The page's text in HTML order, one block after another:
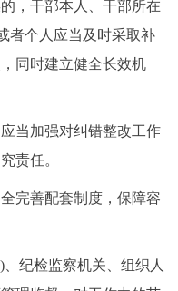
干部本人、干部所在
者个人应当及时采取补
同时建立健全长效机
当加强对纠错整改工作
责任。
善配套制度，保障容
纪检监察机关、组织人